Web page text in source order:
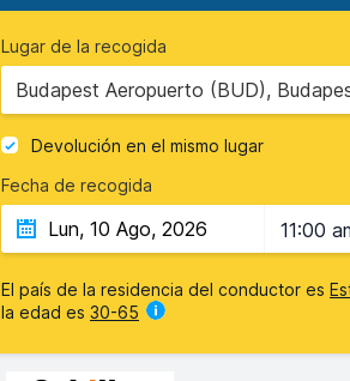
Lugar de la recogida
Budapest Aeropuerto (BUD),
Devolución en el mismo lugar
Fecha de recogida
11:00
El país de la residencia del conductor es
la edad es 30-65